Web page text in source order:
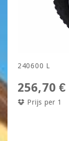
240600 L
256,70 €
Prijs per 1